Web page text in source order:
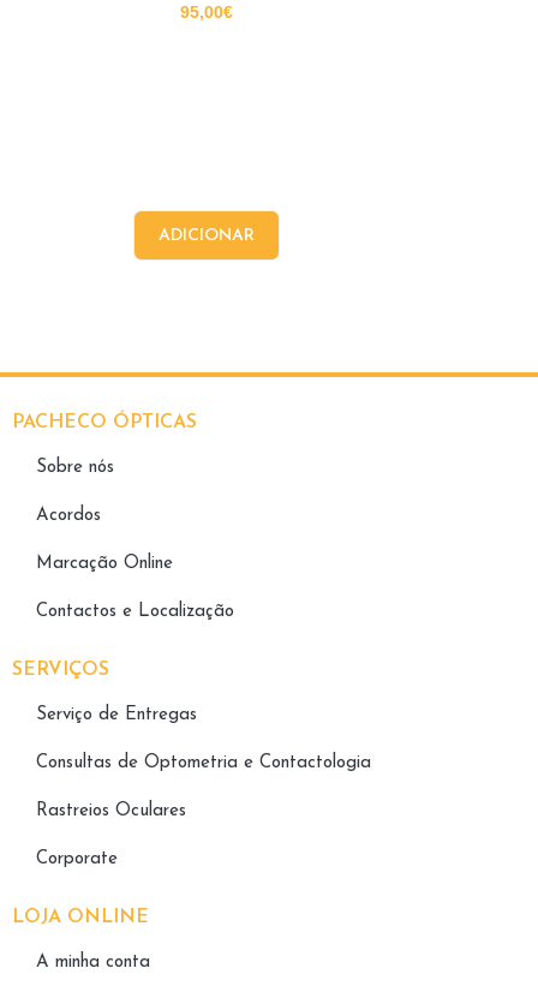
95,00€
ADICIONAR
PACHECO ÓPTICAS
Sobre nós
Acordos
Marcação Online
Contactos e Localização
SERVIÇOS
Serviço de Entregas
Consultas de Optometria e Contactologia​
Rastreios Oculares
Corporate
LOJA ONLINE
A minha conta